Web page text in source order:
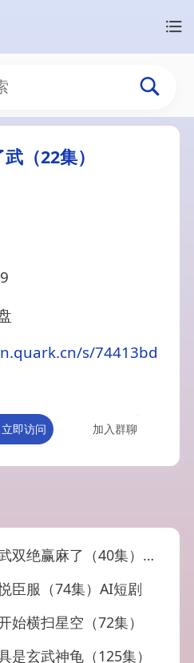
（22集）
s/74413bd
立即访问 加入群聊
麻了（40集）金铄&程嘉一
臣服（74集）AI短剧
始横扫星空（72集）
是玄武神龟（125集）